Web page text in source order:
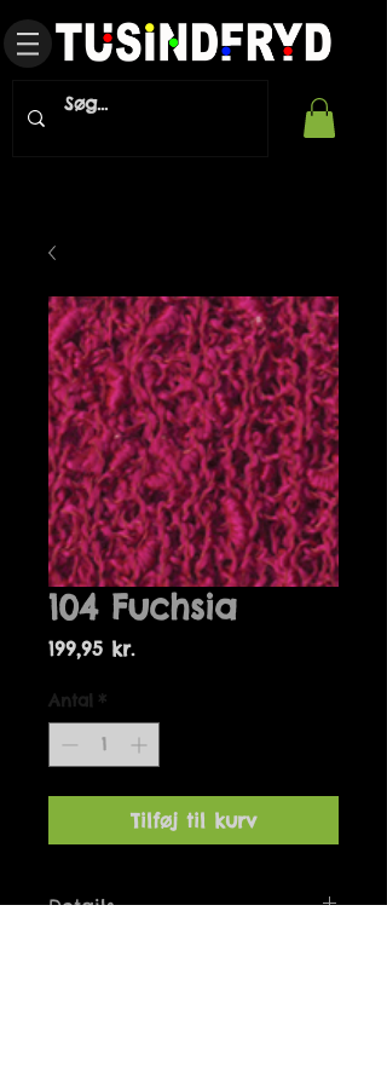
104 Fuchsia
199,95 kr.Pris
Antal *
Tilføj til kurv
Details